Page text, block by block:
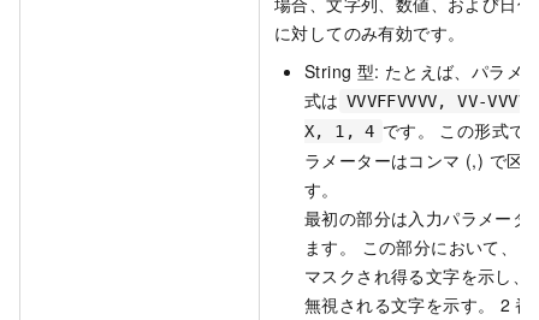
に対してのみ有効です。
String 型: たとえば、パラメ
式は VVVFFVVVV, VV-
X, 1, 4 です。 この形式で
ラメーターはコンマ (,) で区
す。
最初の部分は入力パラメータ
ます。 この部分において、
マスクされ得る文字を示し、
無視される文字を示す。 2 番